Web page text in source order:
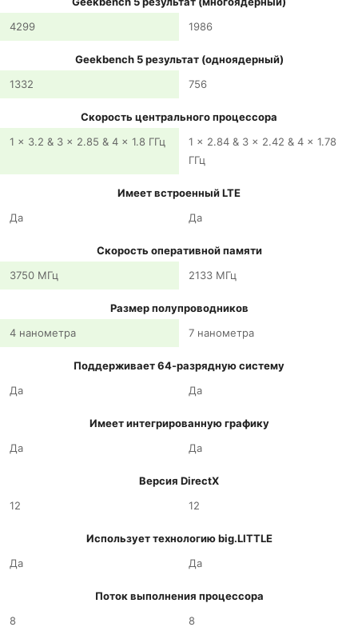
4299
1986
Geekbench 5 результат (одноядерный)
1332
756
Скорость центрального процессора
1 x 3.2 & 3 x 2.85 & 4 x 1.8 ГГц
1 x 2.84 & 3 x 2.42 & 4 x 1.78
ГГц
Имеет встроенный LTE
Да
Да
Скорость оперативной памяти
3750 МГц
2133 МГц
Размер полупроводников
4 нанометра
7 нанометра
Поддерживает 64-разрядную систему
Да
Да
Имеет интегрированную графику
Да
Да
Версия DirectX
12
12
Использует технологию big.LITTLE
Да
Да
Поток выполнения процессора
8
8